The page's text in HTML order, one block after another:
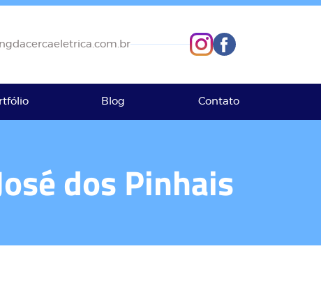
Blog Contato
dos Pinhais